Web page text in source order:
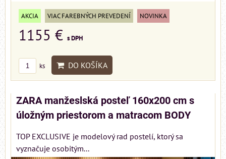
AKCIA VIAC FAREBNÝCH PREVEDENÍ NOVINKA
1155 € s DPH
ks DO KOŠÍKA
ZARA manžeslská posteľ 160x200 cm s
úložným priestorom a matracom BODY
TOP EXCLUSIVE je modelový rad postelí, ktorý sa
vyznačuje osobitým...